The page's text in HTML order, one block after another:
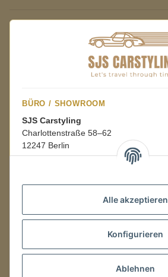
Alle akzeptieren
Konfigurieren
Ablehnen
BÜRO / SHOWROOM
SJS Carstyling
Charlottenstraße 58–62
12247 Berlin
08:00–16:00 Uhr
LAGER / RETOUREN
Packmonster Fulfillment
SJS Carstyling Lager